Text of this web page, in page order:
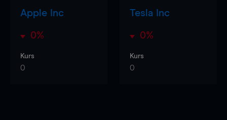
Apple Inc
0%
Kurs
0
Tesla Inc
0%
Kurs
0